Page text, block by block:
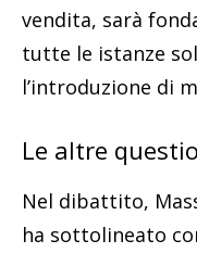
vendita, sarà
tutte le istanze
l’introduzione di
Le altre
Nel dibattito,
ha sottolineato